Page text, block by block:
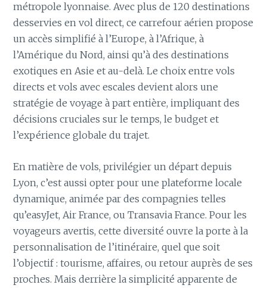
métropole lyonnaise. Avec plus de 120 destinations
desservies en vol direct, ce carrefour aérien propose
un accès simplifié à l’Europe, à l’Afrique, à
l’Amérique du Nord, ainsi qu’à des destinations
exotiques en Asie et au-delà. Le choix entre vols
directs et vols avec escales devient alors une
stratégie de voyage à part entière, impliquant des
décisions cruciales sur le temps, le budget et
l’expérience globale du trajet.
En matière de vols, privilégier un départ depuis
Lyon, c’est aussi opter pour une plateforme locale
dynamique, animée par des compagnies telles
qu’easyJet, Air France, ou Transavia France. Pour les
voyageurs avertis, cette diversité ouvre la porte à la
personnalisation de l’itinéraire, quel que soit
l’objectif : tourisme, affaires, ou retour auprès de ses
proches. Mais derrière la simplicité apparente de